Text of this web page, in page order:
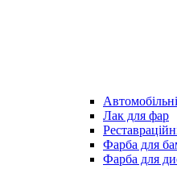
Лак для фар
Фарба для
Фарба для